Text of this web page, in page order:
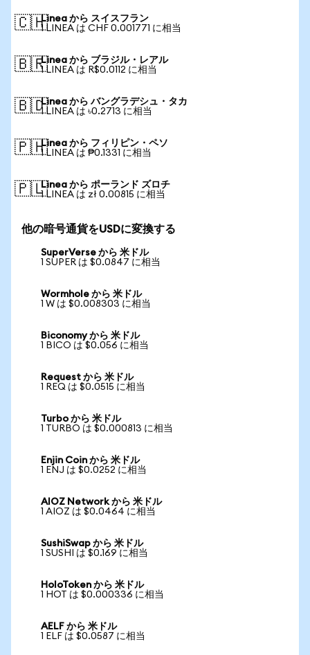
🇨🇭Linea から スイスフラン
1 LINEA は CHF 0.001771 に相当
🇧🇷Linea から ブラジル・レアル
1 LINEA は R$0.0112 に相当
🇧🇩Linea から バングラデシュ・タカ
1 LINEA は ৳0.2713 に相当
🇵🇭Linea から フィリピン・ペソ
1 LINEA は ₱0.1331 に相当
🇵🇱Linea から ポーランド ズロチ
1 LINEA は zł 0.00815 に相当
他の暗号通貨をUSDに変換する
SuperVerse から 米ドル
1 SUPER は $0.0847 に相当
Wormhole から 米ドル
1 W は $0.008303 に相当
Biconomy から 米ドル
1 BICO は $0.056 に相当
Request から 米ドル
1 REQ は $0.0515 に相当
Turbo から 米ドル
1 TURBO は $0.000813 に相当
Enjin Coin から 米ドル
1 ENJ は $0.0252 に相当
AIOZ Network から 米ドル
1 AIOZ は $0.0464 に相当
SushiSwap から 米ドル
1 SUSHI は $0.169 に相当
HoloToken から 米ドル
1 HOT は $0.000336 に相当
AELF から 米ドル
1 ELF は $0.0587 に相当